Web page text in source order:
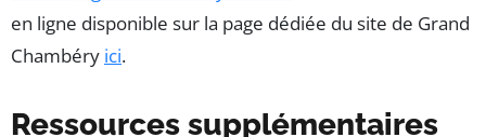
en ligne disponible sur la page dédiée du site de Grand
Chambéry ici.
Ressources supplémentaires